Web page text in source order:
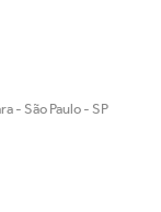
- São Paulo - SP